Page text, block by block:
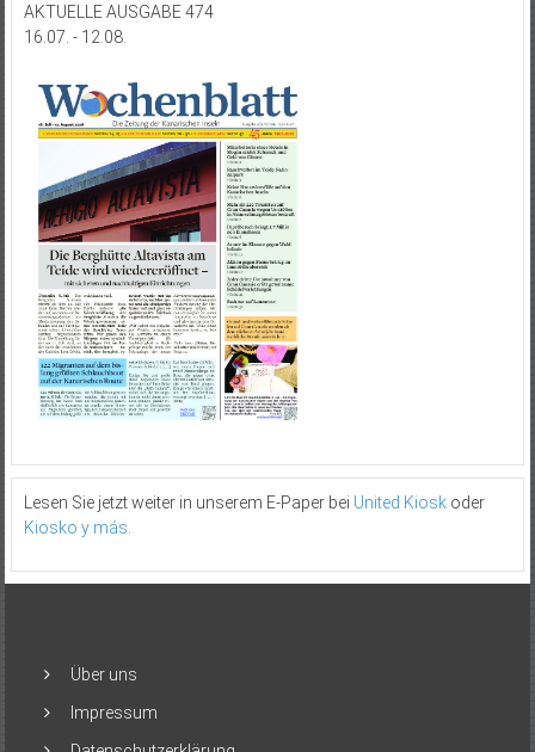
AKTUELLE AUSGABE 474
16.07. - 12.08.
Lesen Sie jetzt weiter in unserem E-Paper bei United Kioskoder
Kiosko y más
Über uns
Impressum